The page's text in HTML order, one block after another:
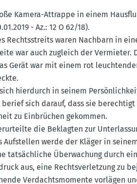
Kamera-Attrappe in einem
- Az.: 12 O 62/18).
Rechts­streits waren Nachbarn in
war auch zugleich der
Gerät war mit einem rot
hierdurch in seinem
sich darauf, dass sie
zu Einbrüchen gekommen.
die Beklagten zur
Aufstellen werde der Kläger in
tatsäch­liche Überwa­chung durch
aus, eine Rechts­ver­letzung zu
Verdachts­mo­mente vorlägen